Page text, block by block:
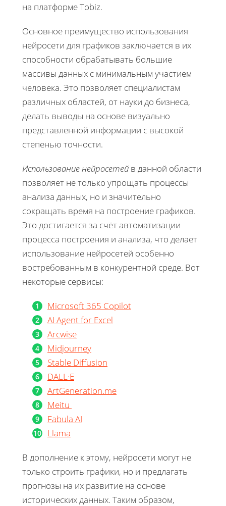
на платформе Tobiz.
Основное преимущество использования
нейросети для графиков заключается в их
способности обрабатывать большие
массивы данных с минимальным участием
человека. Это позволяет специалистам
различных областей, от науки до бизнеса,
делать выводы на основе визуально
представленной информации с высокой
степенью точности.
Использование нейросетей в данной области
позволяет не только упрощать процессы
анализа данных, но и значительно
сокращать время на построение графиков.
Это достигается за счёт автоматизации
процесса построения и анализа, что делает
использование нейросетей особенно
востребованным в конкурентной среде. Вот
некоторые сервисы:
Microsoft 365 Copilot
AI Agent for Excel
Arcwise
Midjourney
Stable Diffusion
DALL·E
ArtGeneration.me
Meitu
Fabula AI
Llama
В дополнение к этому, нейросети могут не
только строить графики, но и предлагать
прогнозы на их развитие на основе
исторических данных. Таким образом,